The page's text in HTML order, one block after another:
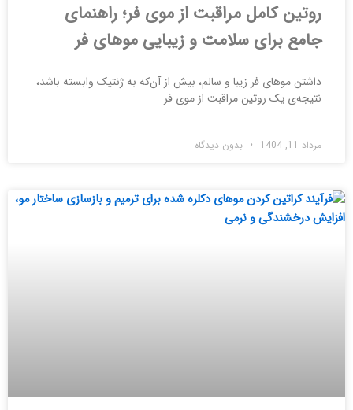
روتین کامل مراقبت از موی فر؛ راهنمای
جامع برای سلامت و زیبایی موهای فر
داشتن موهای فر زیبا و سالم، بیش از آن‌که به ژنتیک وابسته باشد،
نتیجه‌ی یک روتین مراقبت از موی فر
مرداد 11, 1404 بدون دیدگاه